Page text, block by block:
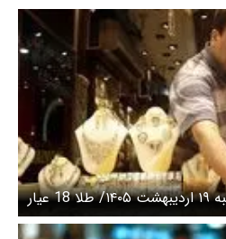
قیمت سکه و طلا امروز شنبه ۱۹ اردیبهشت ۱۴۰۵/ طلا 18 عیار